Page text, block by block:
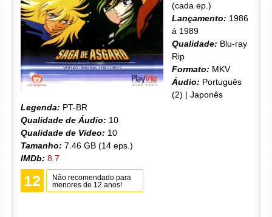
(cada ep.)
Lançamento: 1986
á 1989
Qualidade: Blu-ray
Rip
Formato: MKV
Áudio: Português
(2) | Japonês
Legenda: PT-BR
Qualidade de Áudio: 10
Qualidade de Vídeo: 10
Tamanho: 7.46 GB (14 eps.)
IMDb: 8.7
12
Não recomendado para
menores de 12 anos!